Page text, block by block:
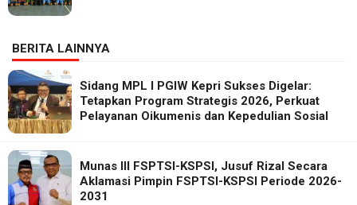
BERITA LAINNYA
Sidang MPL I PGIW Kepri Sukses Digelar:
Tetapkan Program Strategis 2026, Perkuat
Pelayanan Oikumenis dan Kepedulian Sosial
Munas III FSPTSI-KSPSI, Jusuf Rizal Secara
Aklamasi Pimpin FSPTSI-KSPSI Periode 2026-
2031